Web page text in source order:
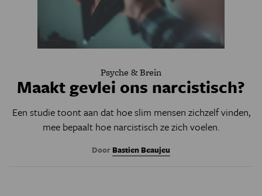
Psyche & Brein
Maakt gevlei ons narcistisch?
Een studie toont aan dat hoe slim mensen zichzelf vinden,
mee bepaalt hoe narcistisch ze zich voelen.
Door Bastien Beaujeu